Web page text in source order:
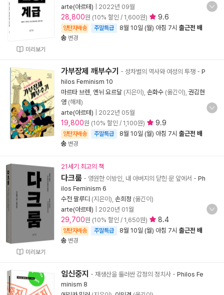
미리보기
arte(아르테)
2022년 09월
28,800원 (10% 할인 / 1,600원) 9.6
양탄자배송 주말특급 8월 10일 (월) 아침 7시 출근전 배
송 변경
가부장제 깨부수기 - 성차별의 역사와 여성의 투쟁 - P
hilos Feminism 10
마르타 브렌 옌뉘 요르달 (지은이), 손화수 (옮긴이), 권김현
영 (해제)
arte(아르테)
2022년 05월
19,800원 (10% 할인 / 1,100원) 9.9
양탄자배송 주말특급 8월 10일 (월) 아침 7시 출근전 배
송 변경
미리보기
21세기 최고의 책
다크룸 - 영원한 이방인, 내 아버지의 닫힌 문 앞에서 - Ph
ilos Feminism 6
수전 팔루디 (지은이), 손희정 (옮긴이)
arte(아르테)
2020년 01월
29,700원 (10% 할인 / 1,650원) 8.4
양탄자배송 주말특급 8월 10일 (월) 아침 7시 출근전 배
송 변경
임신중지 - 재생산을 둘러싼 감정의 정치사 - Philos Fe
minism 8